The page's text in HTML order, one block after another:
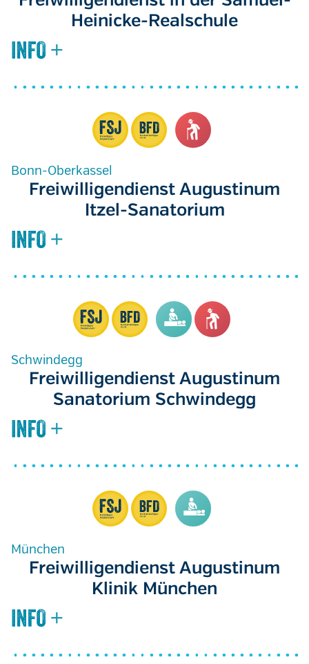
Heinicke-Realschule
Bonn-Oberkassel
Freiwilligendienst Augustinum
Itzel-Sanatorium
Schwindegg
Freiwilligendienst Augustinum
Sanatorium Schwindegg
München
Freiwilligendienst Augustinum
Klinik München